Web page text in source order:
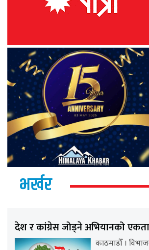
भर्खर
देश र कांग्रेस जोड्ने अभियानको
काठमाडौँ ।